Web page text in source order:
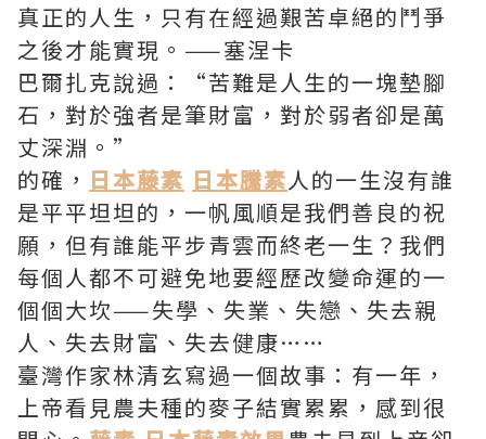
真正的人生，只有在經過艱苦卓絕的鬥爭
之後才能實現。——塞涅卡
巴爾扎克說過：“苦難是人生的一塊墊腳
石，對於強者是筆財富，對於弱者卻是萬
丈深淵。”
的確， 日本藤素 日本騰素人的一生沒有誰
是平平坦坦的，一帆風順是我們善良的祝
願，但有誰能平步青雲而終老一生？我們
每個人都不可避免地要經歷改變命運的一
個個大坎——失學、失業、失戀、失去親
人、失去財富、失去健康……
臺灣作家林清玄寫過一個故事：有一年，
上帝看見農夫種的麥子結實累累，感到很